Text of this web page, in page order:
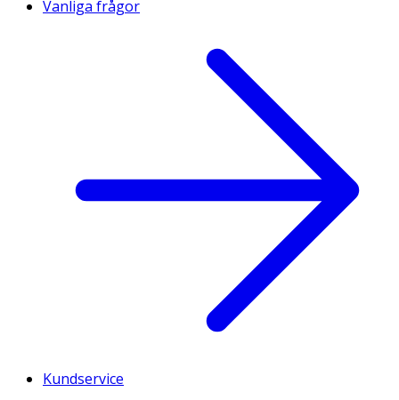
Vanliga frågor
Kundservice